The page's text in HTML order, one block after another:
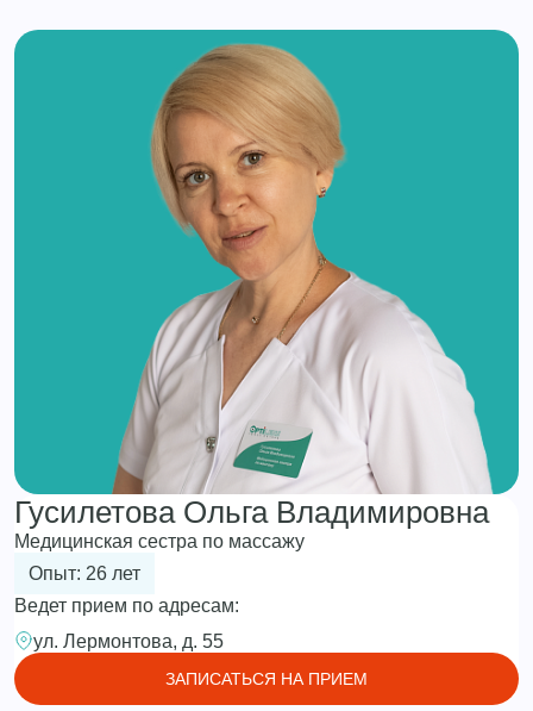
Гусилетова Ольга Владимировна
Медицинская сестра по массажу
Опыт: 26 лет
Ведет прием по адресам:
ул. Лермонтова, д. 55
ЗАПИСАТЬСЯ НА ПРИЕМ